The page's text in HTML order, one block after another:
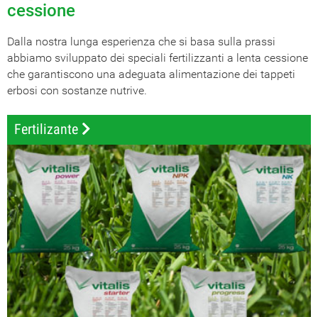
cessione
Dalla nostra lunga esperienza che si basa sulla prassi
abbiamo sviluppato dei speciali fertilizzanti a lenta cessione
che garantiscono una adeguata alimentazione dei tappeti
erbosi con sostanze nutrive.
Fertilizante